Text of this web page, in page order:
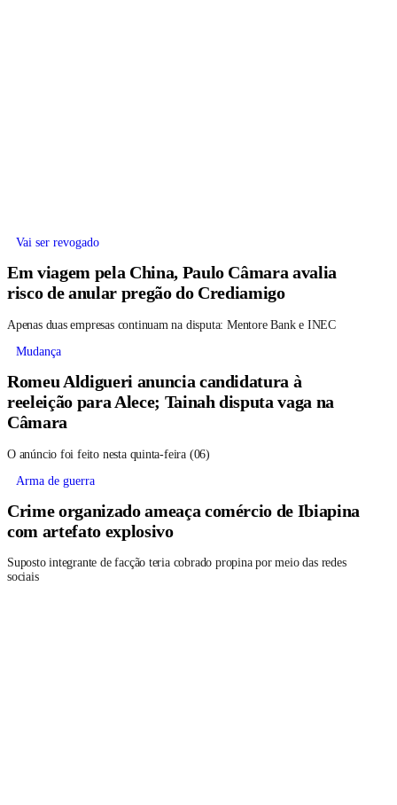
Vai ser revogado
Em viagem pela China, Paulo Câmara avalia
risco de anular pregão do Crediamigo
Apenas duas empresas continuam na disputa: Mentore Bank e INEC
Mudança
Romeu Aldigueri anuncia candidatura à
reeleição para Alece; Tainah disputa vaga na
Câmara
O anúncio foi feito nesta quinta-feira (06)
Arma de guerra
Crime organizado ameaça comércio de Ibiapina
com artefato explosivo
Suposto integrante de facção teria cobrado propina por meio das redes
sociais